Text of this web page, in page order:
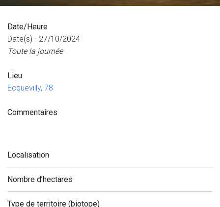
Date/Heure
Date(s) - 27/10/2024
Toute la journée
Lieu
Ecquevilly, 78
Commentaires
Localisation
Nombre d’hectares
Type de territoire (biotope)